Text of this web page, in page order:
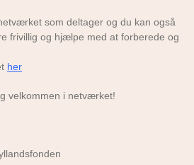
som deltager og du kan også
frivillig og hjælpe med at forberede og
her
velkommen i netværket!